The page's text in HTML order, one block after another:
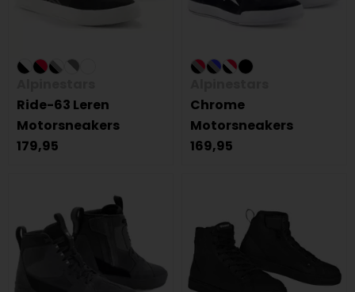
Ride-63 Leren
Motorsneakers
179,95
Chrome
Motorsneakers
169,95